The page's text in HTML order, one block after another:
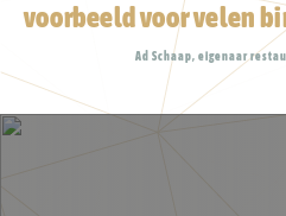
voorbeeld voor velen
Ad Schaap, eigenaar